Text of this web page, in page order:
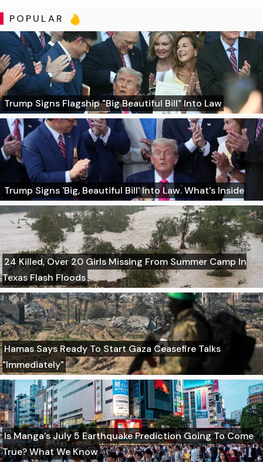
POPULAR
Trump Signs Flagship "Big Beautiful Bill" Into Law
Trump Signs 'Big, Beautiful Bill' Into Law. What's Inside
24 Killed, Over 20 Girls Missing From Summer Camp In
Texas Flash Floods
Hamas Says Ready To Start Gaza Ceasefire Talks
"Immediately"
Is Manga's July 5 Earthquake Prediction Going To Come
True? What We Know